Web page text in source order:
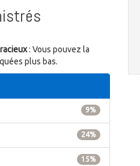
: Vous pouvez la
plus bas.
9%
24%
15%